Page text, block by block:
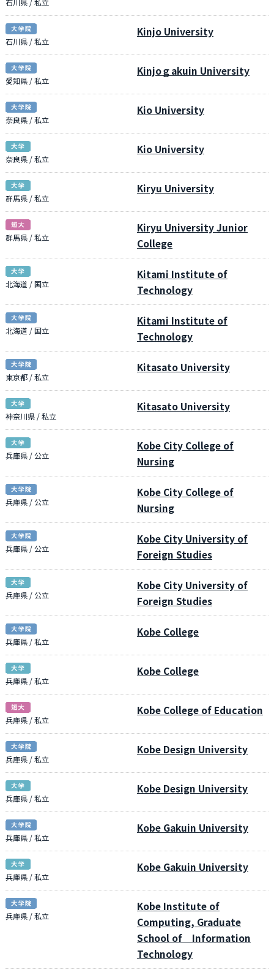
石川県 / 私立
石川県 / 私立
Kinjo University
愛知県 / 私立
Kinjoｇakuin University
奈良県 / 私立
Kio University
奈良県 / 私立
Kio University
群馬県 / 私立
Kiryu University
群馬県 / 私立
Kiryu University Junior
College
北海道 / 国立
Kitami Institute of
Technology
北海道 / 国立
Kitami Institute of
Technology
東京都 / 私立
Kitasato University
神奈川県 / 私立
Kitasato University
兵庫県 / 公立
Kobe City College of
Nursing
兵庫県 / 公立
Kobe City College of
Nursing
兵庫県 / 公立
Kobe City University of
Foreign Studies
兵庫県 / 公立
Kobe City University of
Foreign Studies
兵庫県 / 私立
Kobe College
兵庫県 / 私立
Kobe College
兵庫県 / 私立
Kobe College of Education
兵庫県 / 私立
Kobe Design University
兵庫県 / 私立
Kobe Design University
兵庫県 / 私立
Kobe Gakuin University
兵庫県 / 私立
Kobe Gakuin University
兵庫県 / 私立
Kobe Institute of
Computing, Graduate
School of Information
Technology